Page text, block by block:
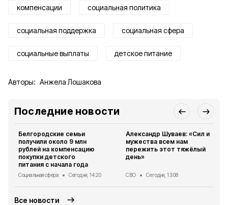
компенсации социальная политика
социальная поддержка социальная сфера
социальные выплаты детское питание
Авторы: Анжела Лошакова
Последние новости
Белгородские семьи
получили около 9 млн
рублей на компенсацию
покупки детского
питания с начала года
Социальная сфера Сегодня, 14:20
Александр Шуваев: «Сил и
мужества всем нам
пережить этот тяжёлый
день»
СВО Сегодня, 13:08
Все новости